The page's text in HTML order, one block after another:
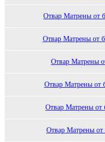
Отвар Матрены от
Отвар Матрены от
Отвар Матрены
Отвар Матрены от
Отвар Матрены от
Отвар Матрены от